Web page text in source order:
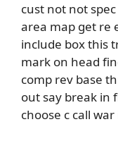
cust not not
area map get re
include box this
mark on head
comp rev base
out say break in
choose c call war